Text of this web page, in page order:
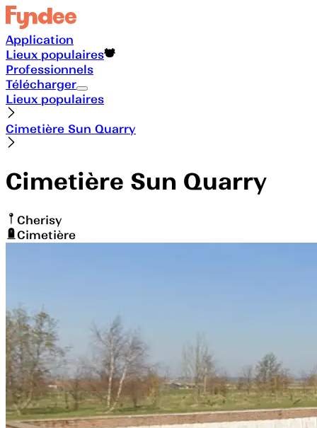
Application
Lieux populaires
Professionnels
Télécharger
Lieux populaires
Cimetière Sun Quarry
Cimetière Sun Quarry
Cherisy
Cimetière